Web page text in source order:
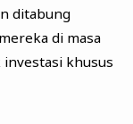
ditabung
di masa
investasi khusus